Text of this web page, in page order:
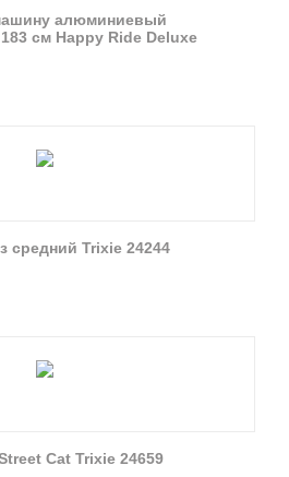
алюминиевый
см Happy Ride Deluxe
средний Trixie 24244
Cat Trixie 24659